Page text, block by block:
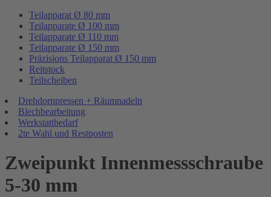
Teilapparat Ø 80 mm
Teilapparate Ø 100 mm
Teilapparate Ø 110 mm
Teilapparate Ø 150 mm
Präzisions Teilapparat Ø 150 mm
Reitstock
Teilscheiben
Drehdornpressen + Räumnadeln
Blechbearbeitung
Werkstattbedarf
2te Wahl und Restposten
Zweipunkt Innenmessschraube
5-30 mm